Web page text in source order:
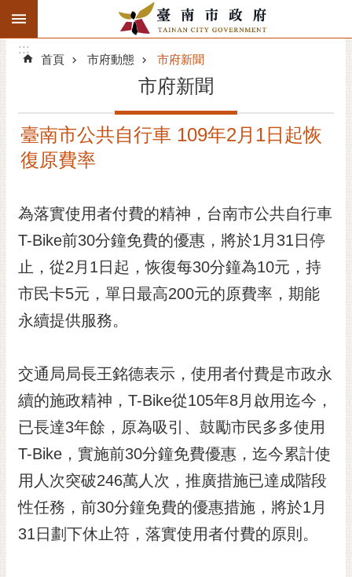
跳到主要內容區塊
搜
階
精彩府城
市府團隊
主題服務
市政資訊
市民互動
黃
偉
哲
螢
光
花
泉
桐
花
:::
:::
首頁 市府動態 市府新聞
市府新聞
臺南市公共自行車 109年2月1日起恢
復原費率
為落實使用者付費的精神，台南市公共自行車
T-Bike前30分鐘免費的優惠，將於1月31日停
止，從2月1日起，恢復每30分鐘為10元，持
市民卡5元，單日最高200元的原費率，期能
永續提供服務。
交通局局長王銘德表示，使用者付費是市政永
續的施政精神，T-Bike從105年8月啟用迄今，
已長達3年餘，原為吸引、鼓勵市民多多使用
T-Bike，實施前30分鐘免費優惠，迄今累計使
用人次突破246萬人次，推廣措施已達成階段
性任務，前30分鐘免費的優惠措施，將於1月
31日劃下休止符，落實使用者付費的原則。